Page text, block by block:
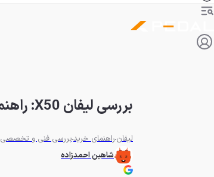
بررسی لیفان X50: راهنمای خرید دست‌دوم و ارزش خرید در 1404
لیفان راهنمای خریدبررسی فنی و تخصصی
شاهین احمدزاده